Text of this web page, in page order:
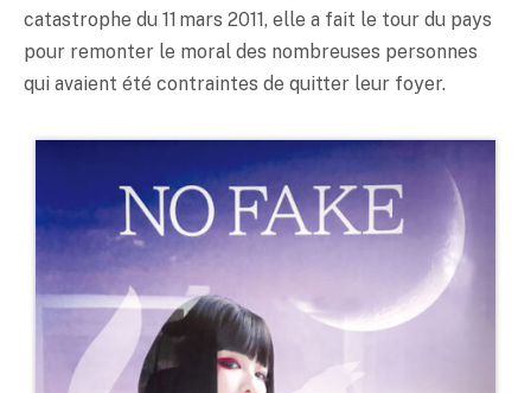
catastrophe du 11 mars 2011, elle a fait le tour du pays
pour remonter le moral des nombreuses personnes
qui avaient été contraintes de quitter leur foyer.